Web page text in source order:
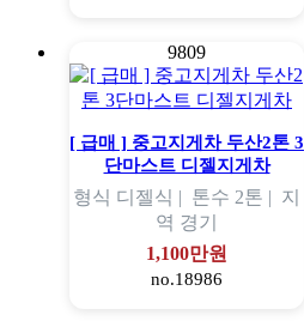
9809
[ 급매 ] 중고지게차 두산2톤 3
단마스트 디젤지게차
형식 디젤식 | 톤수 2톤 | 지
역 경기
1,100만원
no.18986